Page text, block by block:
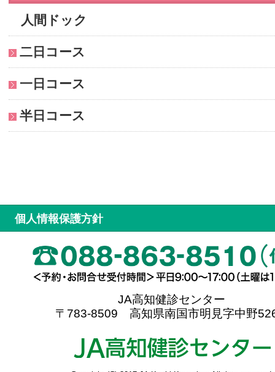
人間ドック
二日コース
一日コース
半日コース
個人情報保護方針
JA高知健診センター
〒783-8509 高知県南国市明見字中野